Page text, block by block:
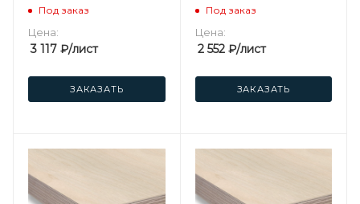
березовая
Под заказ
Цена:
3 117 ₽/лист
ЗАКАЗАТЬ
березовая
Под заказ
Цена:
2 552₽/лист
ЗАКАЗАТЬ